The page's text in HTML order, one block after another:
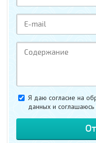
Я даю согласие на
данных и соглашаюсь